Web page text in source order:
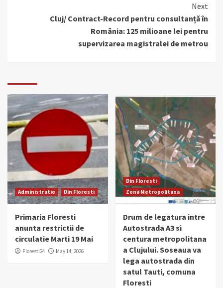
Next
Cluj/ Contract-Record pentru consultanță în
România: 125 milioane lei pentru
supervizarea magistralei de metrou
Administratie Din Floresti
Primaria Floresti
anunta restrictii de
circulatie Marti 19 Mai
Floresti24 May 14, 2026
Din Floresti
Zona Metropolitana
Drum de legatura intre
Autostrada A3 si
centura metropolitana
a Clujului. Soseaua va
lega autostrada din
satul Tauti, comuna
Floresti